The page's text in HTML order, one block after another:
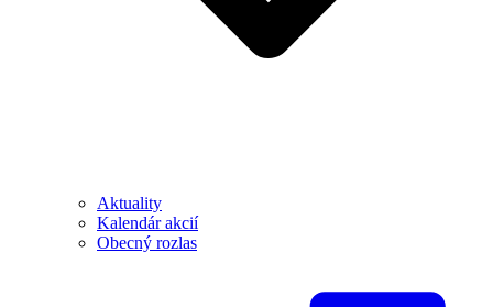
Aktuality
Kalendár akcií
Obecný rozlas